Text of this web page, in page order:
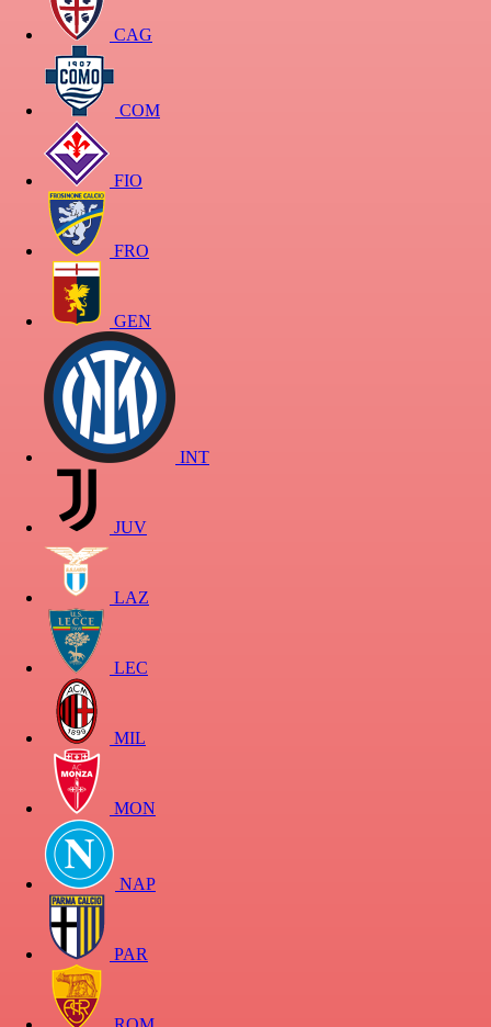
CAG
COM
FIO
FRO
GEN
INT
JUV
LAZ
LEC
MIL
MON
NAP
PAR